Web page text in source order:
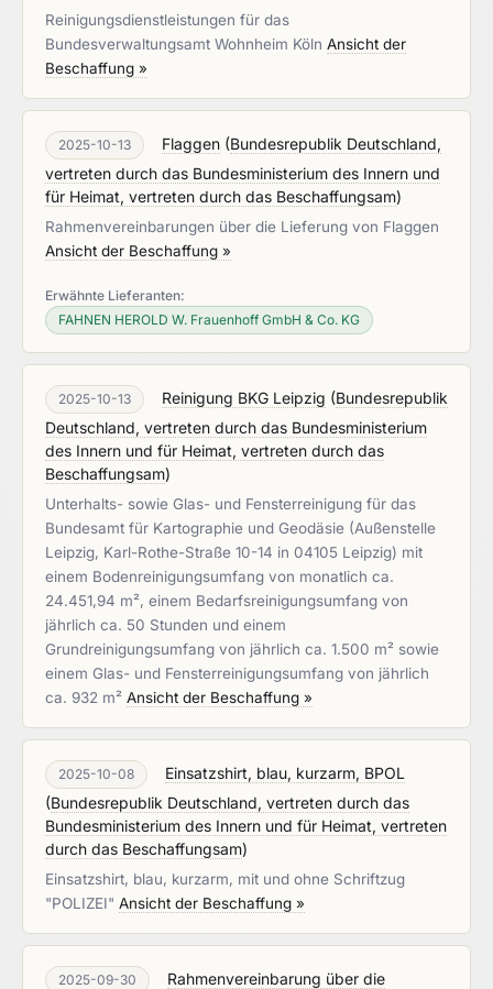
Reinigungsdienstleistungen für das
Bundesverwaltungsamt Wohnheim Köln Ansicht der
Beschaffung »
2025-10-13 Flaggen (Bundesrepublik Deutschland,
vertreten durch das Bundesministerium des Innern und
für Heimat, vertreten durch das Beschaffungsam)
Rahmenvereinbarungen über die Lieferung von Flaggen
Ansicht der Beschaffung »
Erwähnte Lieferanten:
FAHNEN HEROLD W. Frauenhoff GmbH & Co. KG
2025-10-13 Reinigung BKG Leipzig (Bundesrepublik
Deutschland, vertreten durch das Bundesministerium
des Innern und für Heimat, vertreten durch das
Beschaffungsam)
Unterhalts- sowie Glas- und Fensterreinigung für das
Bundesamt für Kartographie und Geodäsie (Außenstelle
Leipzig, Karl-Rothe-Straße 10-14 in 04105 Leipzig) mit
einem Bodenreinigungsumfang von monatlich ca.
24.451,94 m², einem Bedarfsreinigungsumfang von
jährlich ca. 50 Stunden und einem
Grundreinigungsumfang von jährlich ca. 1.500 m² sowie
einem Glas- und Fensterreinigungsumfang von jährlich
ca. 932 m² Ansicht der Beschaffung »
2025-10-08
Einsatzshirt, blau, kurzarm, BPOL
(Bundesrepublik Deutschland, vertreten durch das
Bundesministerium des Innern und für Heimat, vertreten
durch das Beschaffungsam)
Einsatzshirt, blau, kurzarm, mit und ohne Schriftzug
"POLIZEI" Ansicht der Beschaffung »
2025-09-30
Rahmenvereinbarung über die